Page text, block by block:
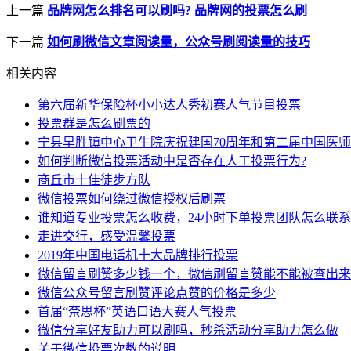
上一篇 品牌网怎么排名可以刷吗? 品牌网的投票怎么刷
下一篇 如何刷微信文章阅读量，公众号刷阅读量的技巧
相关内容
第六届新华保险杯小小达人秀初赛人气节目投票
投票群是怎么刷票的
宁县早胜镇中心卫生院庆祝建国70周年和第二届中国医
如何判断微信投票活动中是否存在人工投票行为?
商丘市十佳徒步方队
微信投票如何绕过微信授权后刷票
谁知道专业投票怎么收费，24小时下单投票团队怎么联系
走进交行，感受温馨投票
2019年中国电话机十大品牌排行投票
微信留言刷赞多少钱一个，微信刷留言赞能不能被查出来
微信公众号留言刷赞评论点赞的价格是多少
首届“奈思杯”英语口语大赛人气投票
微信分享好友助力可以刷吗，秒杀活动分享助力怎么做